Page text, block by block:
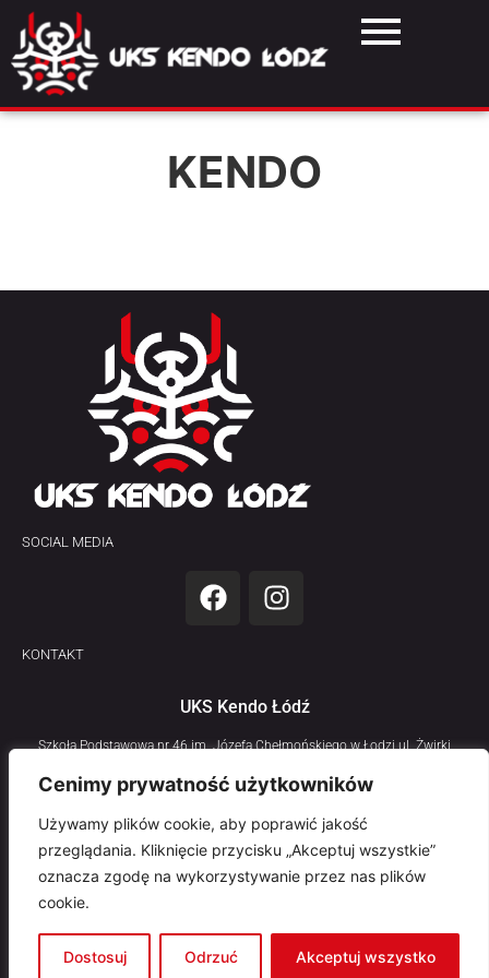
Cenimy prywatność użytkowników
Używamy plików cookie, aby poprawić jakość
przeglądania. Kliknięcie przycisku „Akceptuj wszystkie”
oznacza zgodę na wykorzystywanie przez nas plików
cookie.
Dostosuj Odrzuć Akceptuj wszystko
KENDO
SOCIAL MEDIA
KONTAKT
UKS Kendo Łódź
Szkoła Podstawowa nr 46 im. Józefa Chełmońskiego w Łodzi ul. Żwirki
Polityka prywatności
Manufactured by BINAR Paweł Woźniak